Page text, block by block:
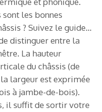
les bonnes
? Suivez le guide…
distinguer entre la
La hauteur
du châssis (de
largeur est exprimée
à jambe-de-bois).
il suffit de sortir votre